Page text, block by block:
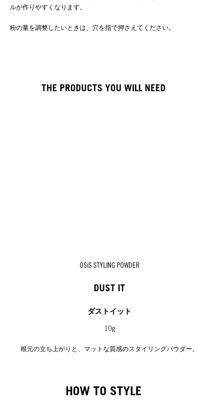
ルが作りやすくなります。
粉の量を調整したいときは、穴を指で押さえてください。
THE PRODUCTS YOU WILL NEED
OSiS STYLING POWDER
DUST IT
ダストイット
10g
根元の立ち上がりと、マットな質感のスタイリングパウダー。
HOW TO STYLE